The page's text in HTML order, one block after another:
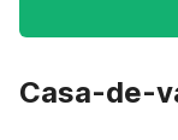
Casa-de-